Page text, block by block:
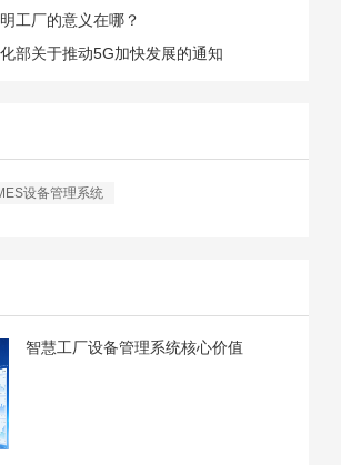
工厂的意义在哪？
部关于推动5G加快发展的通知
设备管理系统
智慧工厂设备管理系统核心价值